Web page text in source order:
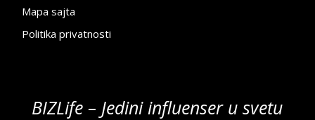
Mapa sajta
Politika privatnosti
BIZLife – Jedini influenser u svetu